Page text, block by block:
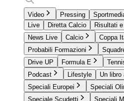
Video Pressing
Live
Diretta Calcio
Risultati
News Live
Calcio Coppa
Probabili Formazioni
Drive UP
Formula E
Podcast
Lifestyle
Un libro
Speciali Europei
Speciali
Speciale Scudetti
Speciali